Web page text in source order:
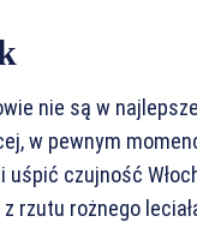
nie są w
w pewnym
czujność
z rzutu rożnego